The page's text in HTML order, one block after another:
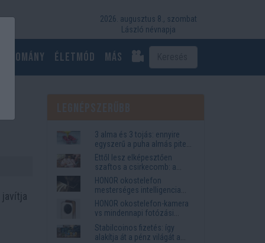
2026. augusztus 8., szombat
László névnapja
Életmód más
3 alma és 3 tojás: ennyire
egyszerű a puha almás pite
titka
Ettől lesz elképesztően
szaftos a csirkecomb: a
sörös pác a titok
HONOR okostelefon
mesterséges intelligencia
funkciók, amelyek
megkönnyítik az életet
HONOR okostelefon-kamera
vs mindennapi fotózási
igények
Stabilcoinos fizetés: így
alakítja át a pénz világát a